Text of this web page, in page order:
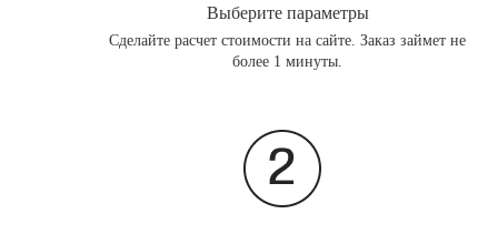
Выберите параметры
Сделайте расчет стоимости на сайте. Заказ займет не
более 1 минуты.